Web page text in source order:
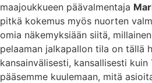
maajoukkueen päävalmentaja
pitkä kokemus myös nuorten
omia näkemyksiään siitä,
pelaaman jalkapallon tila on tällä
kansainvälisesti, kansallisesti kuin
pääsemme kuulemaan, mitä